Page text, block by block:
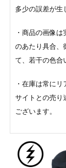
多少の誤差が生
・商品の画像
のあたり具合、
て、若干の色合
・在庫は常に
サイトとの売り
ございます。